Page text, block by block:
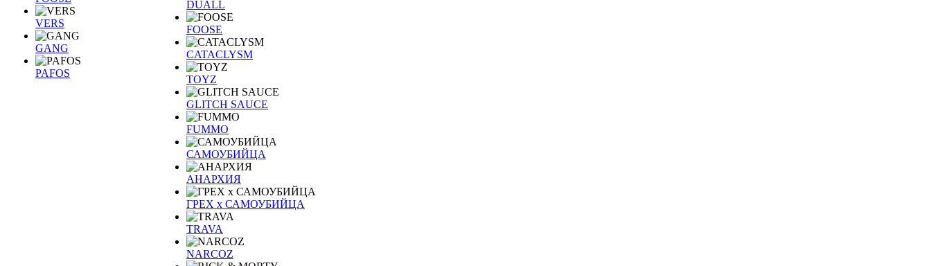
VERS
GANG
PAFOS
DUALL
FOOSE
CATACLYSM
TOYZ
GLITCH SAUCE
FUMMO
САМОУБИЙЦА
АНАРХИЯ
ГРЕХ х САМОУБИЙЦА
TRAVA
NARCOZ